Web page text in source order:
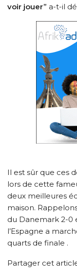
voir jouer” a-t-il
Il est sûr que ces
lors de cette
deux meilleures
maison.
du Danemark 2-0
l’Espagne a
quarts de finale .
Partager cet